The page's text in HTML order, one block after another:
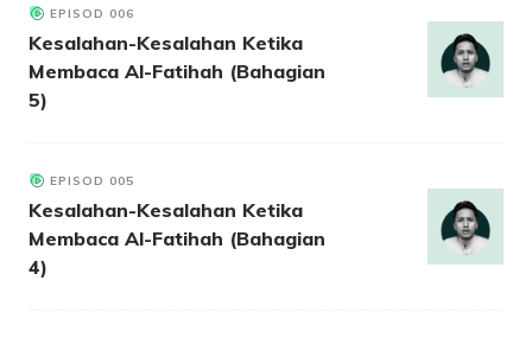
EPISOD 006
Kesalahan-Kesalahan Ketika
Membaca Al-Fatihah (Bahagian
5)
EPISOD 005
Kesalahan-Kesalahan Ketika
Membaca Al-Fatihah (Bahagian
4)